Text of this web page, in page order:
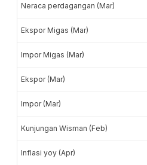
Neraca perdagangan (Mar)
Ekspor Migas (Mar)
Impor Migas (Mar)
Ekspor (Mar)
Impor (Mar)
Kunjungan Wisman (Feb)
Inflasi yoy (Apr)